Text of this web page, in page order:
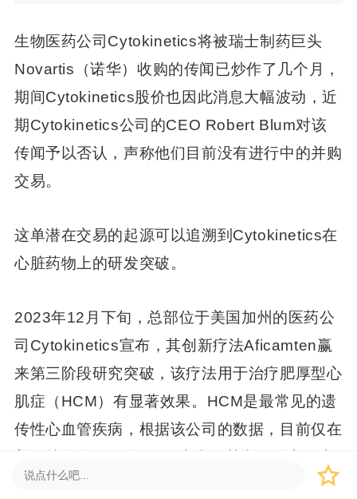
生物医药公司Cytokinetics将被瑞士制药巨头
Novartis（诺华）收购的传闻已炒作了几个月，
期间Cytokinetics股价也因此消息大幅波动，近
期Cytokinetics公司的CEO Robert Blum对该
传闻予以否认，声称他们目前没有进行中的并购
交易。
这单潜在交易的起源可以追溯到Cytokinetics在
心脏药物上的研发突破。
2023年12月下旬，总部位于美国加州的医药公
司Cytokinetics宣布，其创新疗法Aficamten赢
来第三阶段研究突破，该疗法用于治疗肥厚型心
肌症（HCM）有显著效果。HCM是最常见的遗
传性心血管疾病，根据该公司的数据，目前仅在
有阻塞性HCM，其余为非阻塞性HCM。